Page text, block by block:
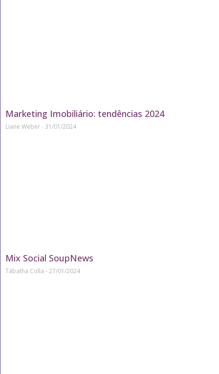
Marketing Imobiliário: tendências 2024
Liane Weber 31/01/2024
Mix Social SoupNews
Tábatha Colla 27/01/2024